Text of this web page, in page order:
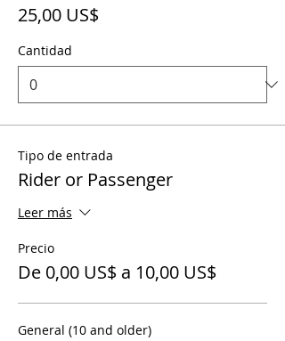
25,00 US$
Cantidad
Tipo de entrada
Rider or Passenger
Leer más
Precio
De 0,00 US$ a 10,00 US$
General (10 and older)